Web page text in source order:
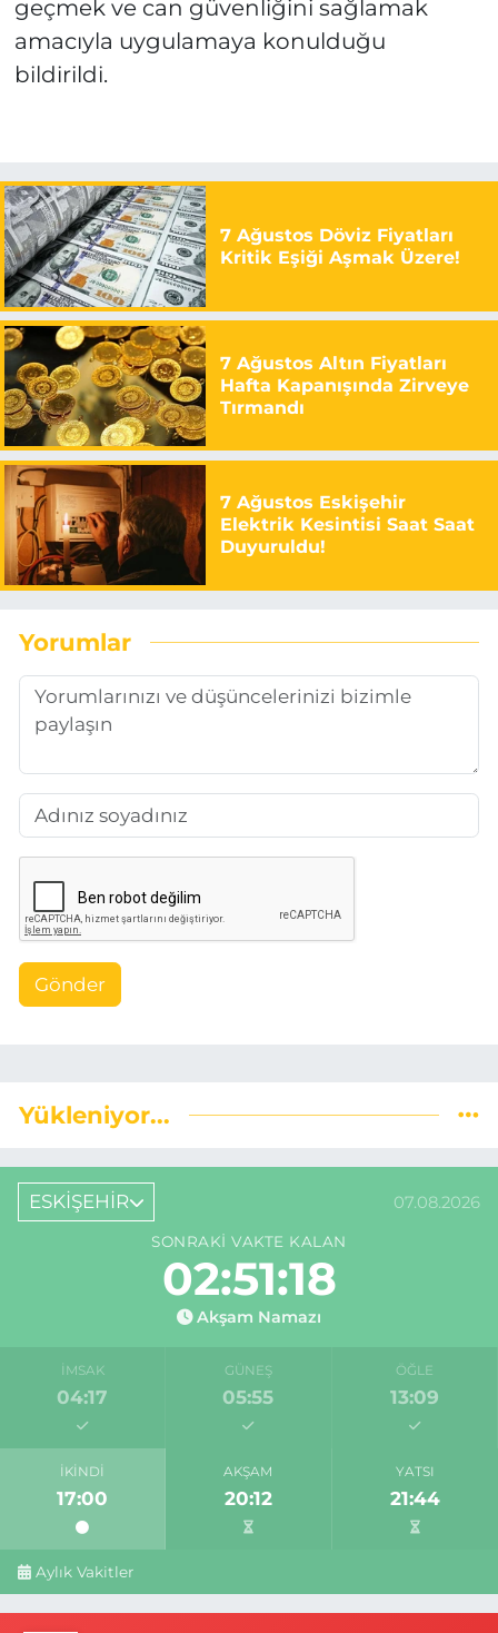
geçmek ve can güvenliğini sağlamak
amacıyla uygulamaya konulduğu
bildirildi.
7 Ağustos Döviz Fiyatları
Kritik Eşiği Aşmak Üzere!
7 Ağustos Altın Fiyatları
Hafta Kapanışında Zirveye
Tırmandı
7 Ağustos Eskişehir
Elektrik Kesintisi Saat Saat
Duyuruldu!
Yorumlar
Gönder
Yükleniyor...
ESKİŞEHİR 07.08.2026
SONRAKI VAKTE KALAN
02:51:17
Akşam Namazı
İMSAK
04:17
GÜNEŞ
05:55
ÖĞLE
13:09
İKINDI
17:00
AKŞAM
20:12
YATSI
21:44
Aylık Vakitler